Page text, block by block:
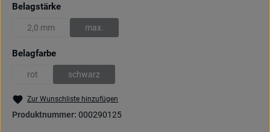
Belagstärkeauswählen
2,0 mm
(Diese Option ist zurzeit nicht verfügbar.)
max.
(Diese Option ist zurzeit nicht verfügbar.)
Belagfarbeauswählen
rot
(Diese Option ist zurzeit nicht verfügbar.)
schwarz
(Diese Option ist zurzeit nicht verfügbar.)
Zur Wunschliste hinzufügen
Produktnummer: 000290125